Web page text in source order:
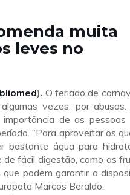
muita
leves no
). O feriado de
vezes, por abusos.
de as pessoas
“Para aproveitar os
bastante água para
fácil digestão, como as
podem garantir a
Marcos Beraldo.